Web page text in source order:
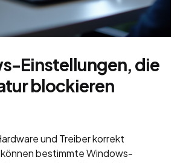
Einstellungen, die
blockieren
und Treiber korrekt
bestimmte Windows-